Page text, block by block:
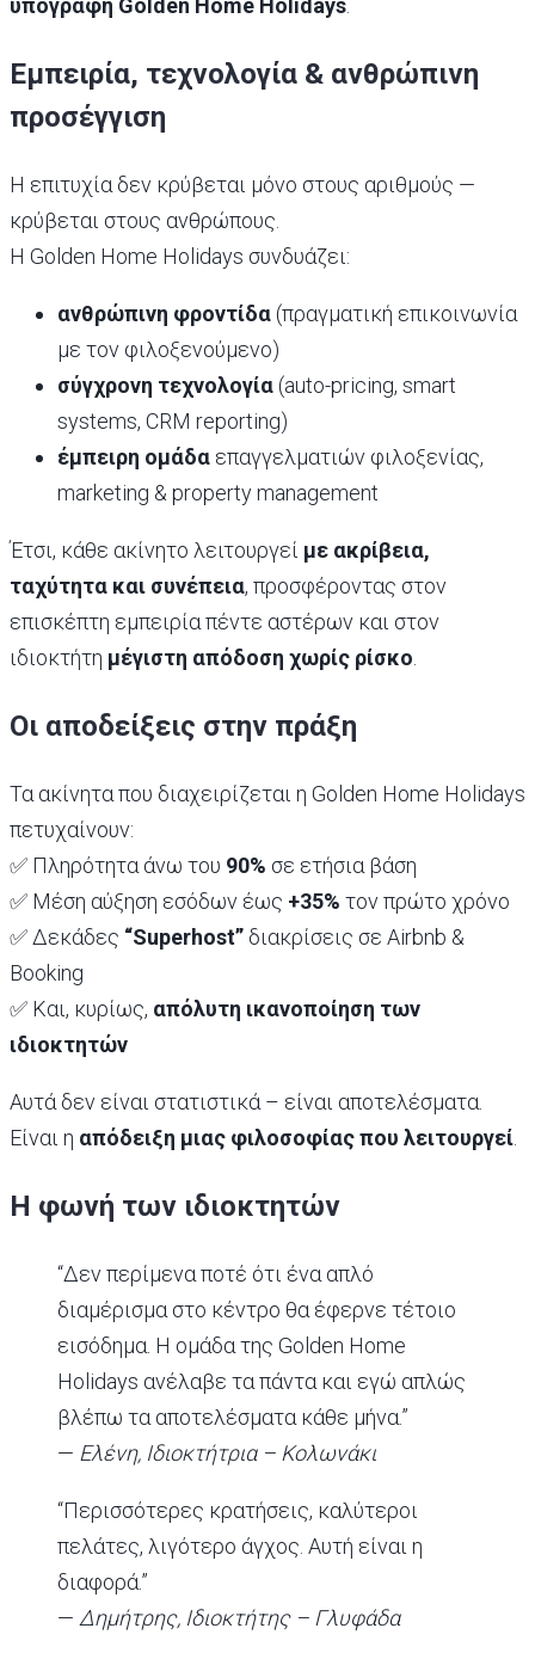
υπογραφή Golden Home Holidays
Εμπειρία, τεχνολογία & ανθρώπινη
προσέγγιση
Η επιτυχία δεν κρύβεται μόνο στους αριθμούς —
κρύβεται στους ανθρώπους.
Η Golden Home Holidays συνδυάζει:
ανθρώπινη φροντίδα (πραγματική επικοινωνία
με τον φιλοξενούμενο)
σύγχρονη τεχνολογία (auto-pricing, smart
systems, CRM reporting)
έμπειρη ομάδα επαγγελματιών φιλοξενίας,
marketing & property management
Έτσι, κάθε ακίνητο λειτουργεί με ακρίβεια,
ταχύτητα και συνέπεια, προσφέροντας στον
επισκέπτη εμπειρία πέντε αστέρων και στον
ιδιοκτήτη μέγιστη απόδοση χωρίς ρίσκο
Οι αποδείξεις στην πράξη
Τα ακίνητα που διαχειρίζεται η Golden Home Holidays
πετυχαίνουν:
✅ Πληρότητα άνω του 90% σε ετήσια βάση
✅ Μέση αύξηση εσόδων έως +35% τον πρώτο χρόνο
✅ Δεκάδες “Superhost” διακρίσεις σε Airbnb &
Booking
✅ Και, κυρίως, απόλυτη ικανοποίηση των
ιδιοκτητών
Αυτά δεν είναι στατιστικά – είναι αποτελέσματα.
Είναι η απόδειξη μιας φιλοσοφίας που λειτουργεί
Η φωνή των ιδιοκτητών
“Δεν περίμενα ποτέ ότι ένα απλό
διαμέρισμα στο κέντρο θα έφερνε τέτοιο
εισόδημα. Η ομάδα της Golden Home
Holidays ανέλαβε τα πάντα και εγώ απλώς
βλέπω τα αποτελέσματα κάθε μήνα.”
— Ελένη, Ιδιοκτήτρια – Κολωνάκι
“Περισσότερες κρατήσεις, καλύτεροι
πελάτες, λιγότερο άγχος. Αυτή είναι η
διαφορά.”
— Δημήτρης, Ιδιοκτήτης – Γλυφάδα